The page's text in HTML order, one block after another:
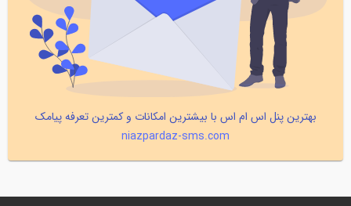
بهترین پنل اس ام اس با بیشترین امکانات و کمترین تعرفه پیامک
niazpardaz-sms.com